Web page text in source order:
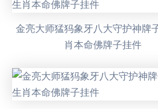
金亮大师猛犸象牙八大守护神牌
肖本命佛牌子挂件